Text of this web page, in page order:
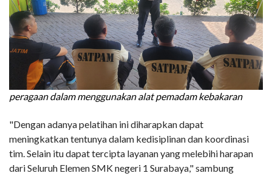
peragaan dalam menggunakan alat pemadam kebakaran
"Dengan adanya pelatihan ini diharapkan dapat
meningkatkan tentunya dalam kedisiplinan dan koordinasi
tim. Selain itu dapat tercipta layanan yang melebihi harapan
dari Seluruh Elemen SMK negeri 1 Surabaya," sambung